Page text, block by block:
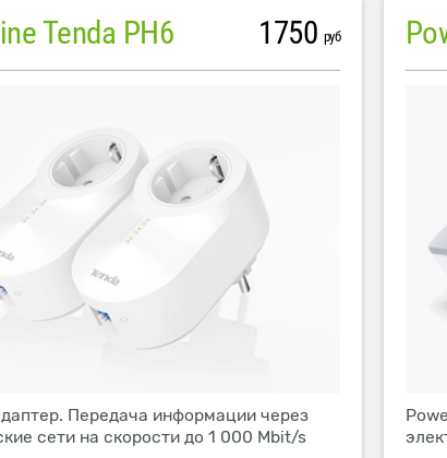
Tenda PH6 1750 руб
Передача информации через
сети на скорости до 1 000 Mbit/s